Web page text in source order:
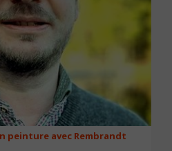
peinture avec Rembrandt